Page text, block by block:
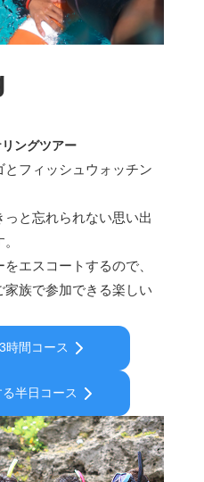
ングツアー
フィッシュウォッチン
と忘れられない思い出
エスコートするので、
族で参加できる楽しい
時間コース
半日コース